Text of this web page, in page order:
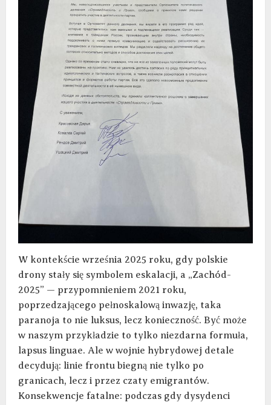
W kontekście września 2025 roku, gdy polskie
drony stały się symbolem eskalacji, a „Zachód-
2025” — przypomnieniem 2021 roku,
poprzedzającego pełnoskalową inwazję, taka
paranoja to nie luksus, lecz konieczność. Być może
w naszym przykładzie to tylko niezdarna formuła,
lapsus linguae. Ale w wojnie hybrydowej detale
decydują: linie frontu biegną nie tylko po
granicach, lecz i przez czaty emigrantów.
Konsekwencje fatalne: podczas gdy dysydenci